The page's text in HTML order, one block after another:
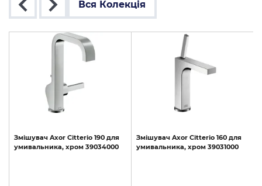
Вся Колекція
Змішувач Axor Citterio 190 для
умивальника, хром 39034000
Змішувач Axor Citterio 160 для
умивальника, хром 39031000